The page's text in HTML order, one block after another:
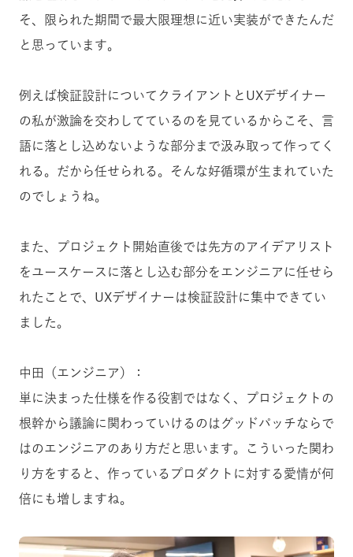
そ、限られた期間で最大限理想に近い実装ができたんだ
と思っています。
例えば検証設計についてクライアントとUXデザイナー
の私が激論を交わしてているのを見ているからこそ、言
語に落とし込めないような部分まで汲み取って作ってく
れる。だから任せられる。そんな好循環が生まれていた
のでしょうね。
また、プロジェクト開始直後では先方のアイデアリスト
をユースケースに落とし込む部分をエンジニアに任せら
れたことで、UXデザイナーは検証設計に集中できてい
ました。
中田（エンジニア）：
単に決まった仕様を作る役割ではなく、プロジェクトの
根幹から議論に関わっていけるのはグッドパッチならで
はのエンジニアのあり方だと思います。こういった関わ
り方をすると、作っているプロダクトに対する愛情が何
倍にも増しますね。